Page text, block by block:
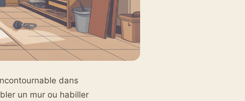
dans
un mur ou habiller